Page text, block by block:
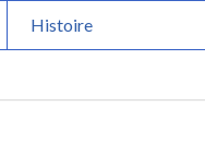
Histoire